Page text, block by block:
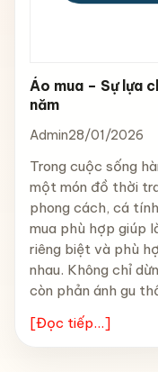
Áo mua – Sự lựa
năm
Admin28/01/2026
Trong cuộc sống
một món đồ thời
phong cách, cá
mua phù hợp giúp
riêng biệt và phù
nhau. Không chỉ
còn phản ánh gu
[Đọc tiếp...]